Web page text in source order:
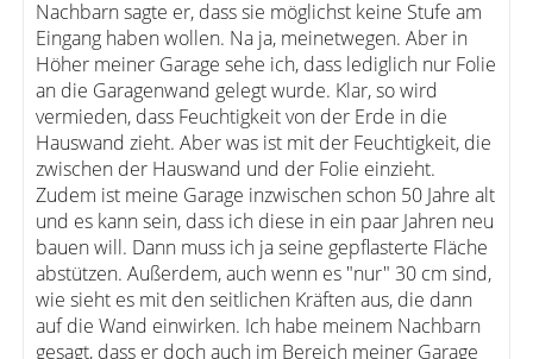
Nachbarn sagte er, dass sie möglichst keine Stufe am
Eingang haben wollen. Na ja, meinetwegen. Aber in
Höher meiner Garage sehe ich, dass lediglich nur Folie
an die Garagenwand gelegt wurde. Klar, so wird
vermieden, dass Feuchtigkeit von der Erde in die
Hauswand zieht. Aber was ist mit der Feuchtigkeit, die
zwischen der Hauswand und der Folie einzieht.
Zudem ist meine Garage inzwischen schon 50 Jahre alt
und es kann sein, dass ich diese in ein paar Jahren neu
bauen will. Dann muss ich ja seine gepflasterte Fläche
abstützen. Außerdem, auch wenn es "nur" 30 cm sind,
wie sieht es mit den seitlichen Kräften aus, die dann
auf die Wand einwirken. Ich habe meinem Nachbarn
gesagt, dass er doch auch im Bereich meiner Garage